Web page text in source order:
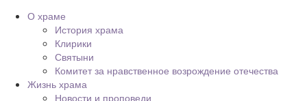
О храме
История храма
Клирики
Святыни
Комитет за нравственное возрождение отечества
Жизнь храма
Новости и проповеди